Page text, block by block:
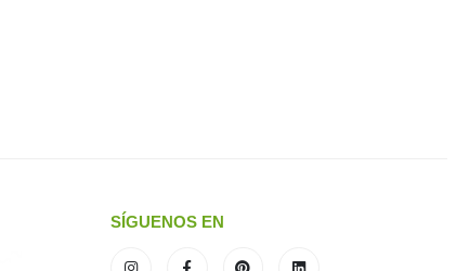
SÍGUENOS EN